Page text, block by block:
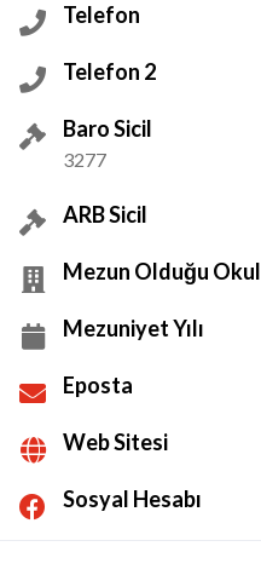
Telefon
Telefon 2
Baro Sicil
3277
ARB Sicil
Mezun Olduğu Okul
Mezuniyet Yılı
Eposta
Web Sitesi
Sosyal Hesabı